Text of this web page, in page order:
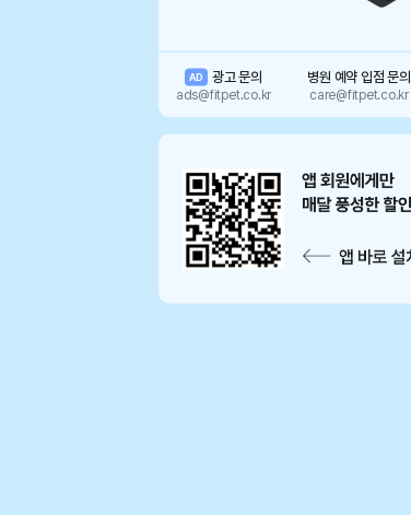
AD 광고 문의
ads@fitpet.co.kr
병원 예약 입점 문의
care@fitpet.co.kr